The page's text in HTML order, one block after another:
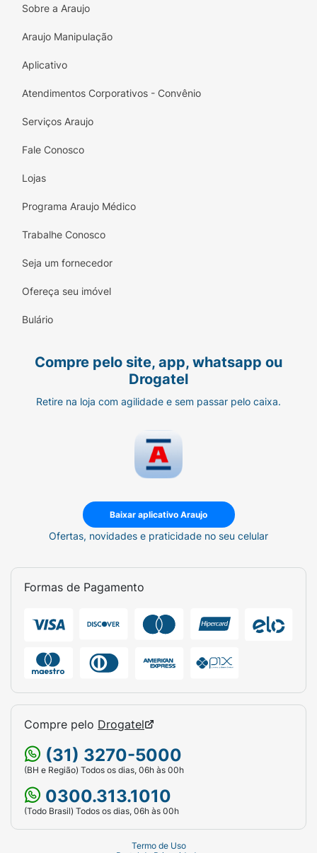
Sobre a Araujo
Araujo Manipulação
Aplicativo
Atendimentos Corporativos - Convênio
Serviços Araujo
Fale Conosco
Lojas
Programa Araujo Médico
Trabalhe Conosco
Seja um fornecedor
Ofereça seu imóvel
Bulário
Compre pelo site, app, whatsapp ou
Drogatel
Retire na loja com agilidade e sem passar pelo caixa.
Baixar aplicativo Araujo
Ofertas, novidades e praticidade no seu celular
Formas de Pagamento
Compre pelo Drogatel
(31) 3270-5000
(BH e Região) Todos os dias, 06h às 00h
0300.313.1010
(Todo Brasil) Todos os dias, 06h às 00h
Termo de Uso